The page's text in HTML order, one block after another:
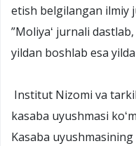
etish belgilangan ilmiy
”Moliyaʻ jurnali
yildan boshlab esa
Institut Nizomi va
kasaba uyushmasi
Kasaba